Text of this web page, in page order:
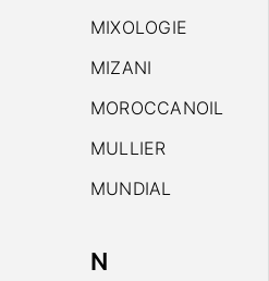
MIXOLOGIE
MIZANI
MOROCCANOIL
MULLIER
MUNDIAL
N